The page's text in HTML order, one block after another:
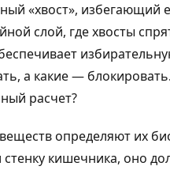
«хвост», избегающий
слой, где хвосты
а какие —
расчет?
определяют их
кишечника, оно